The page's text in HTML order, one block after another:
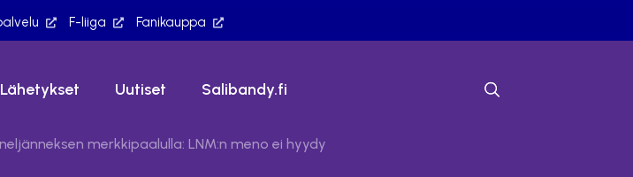
F-liiga Fanikauppa
Lähetykset Uutiset Salibandy.fi
merkkipaalulla: LNM:n meno ei hyydy